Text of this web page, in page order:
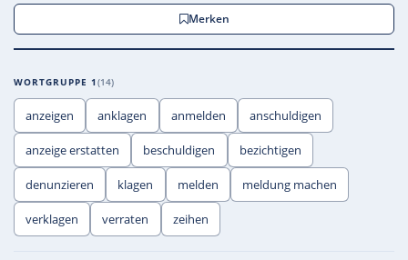
Merken
WORTGRUPPE 1 14
anzeigen anklagen anmelden anschuldigen
anzeige erstatten beschuldigen bezichtigen
denunzieren klagen melden meldung machen
verklagen verraten zeihen